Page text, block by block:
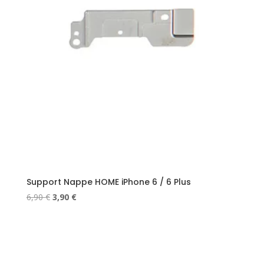
Support Nappe HOME iPhone 6 / 6 Plus
6,90€ Le
3,90 €Le